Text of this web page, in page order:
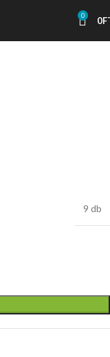
0 0
9 db